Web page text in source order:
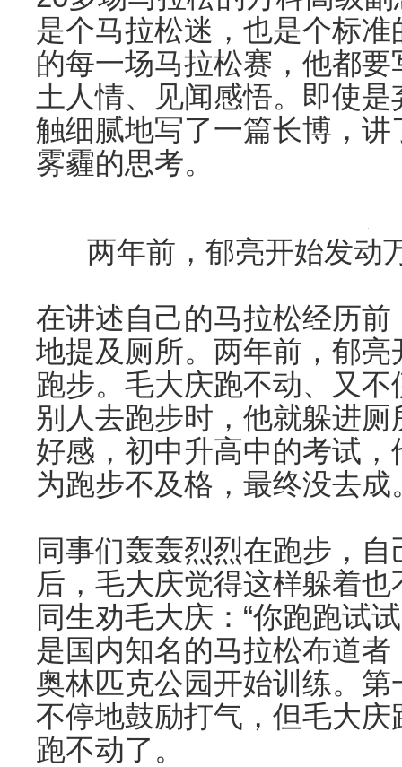
是个马拉松迷，也是个标
的每一场马拉松赛，他都
土人情、见闻感悟。即使
触细腻地写了一篇长博，
雾霾的思考。
两年前，郁亮开始发动
在讲述自己的马拉松经历
地提及厕所。两年前，郁
跑步。毛大庆跑不动、又
别人去跑步时，他就躲进
好感，初中升高中的考试
为跑步不及格，最终没去成
同事们轰轰烈烈在跑步，
后，毛大庆觉得这样躲着
同生劝毛大庆：“你跑跑试
是国内知名的马拉松布道
奥林匹克公园开始训练。
不停地鼓励打气，但毛大
跑不动了。